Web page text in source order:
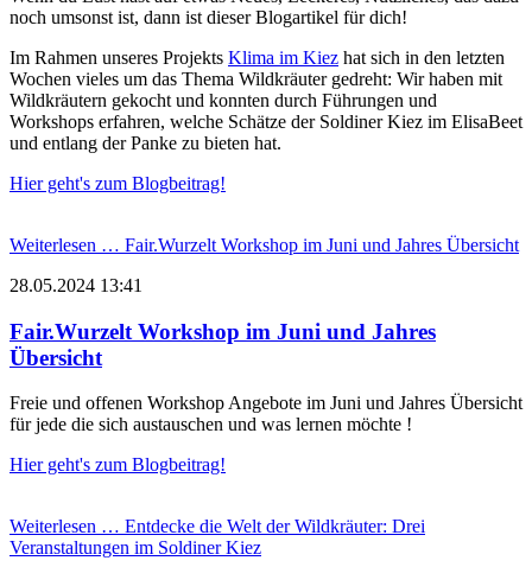
noch umsonst ist, dann ist dieser Blogartikel für dich!
Im Rahmen unseres Projekts Klima im Kiez hat sich in den letzten
Wochen vieles um das Thema Wildkräuter gedreht: Wir haben mit
Wildkräutern gekocht und konnten durch Führungen und
Workshops erfahren, welche Schätze der Soldiner Kiez im ElisaBeet
und entlang der Panke zu bieten hat.
Hier geht's zum Blogbeitrag!
Weiterlesen … Fair.Wurzelt Workshop im Juni und Jahres Übersicht
28.05.2024 13:41
Fair.Wurzelt Workshop im Juni und Jahres
Übersicht
Freie und offenen Workshop Angebote im Juni und Jahres Übersicht
für jede die sich austauschen und was lernen möchte !
Hier geht's zum Blogbeitrag!
Weiterlesen … Entdecke die Welt der Wildkräuter: Drei
Veranstaltungen im Soldiner Kiez